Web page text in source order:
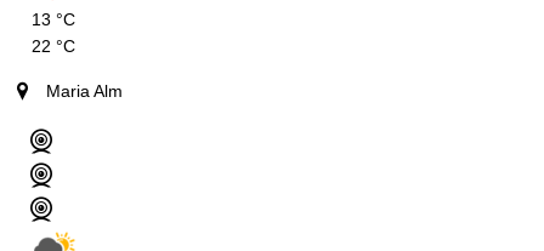
13 °C
22 °C
Maria Alm